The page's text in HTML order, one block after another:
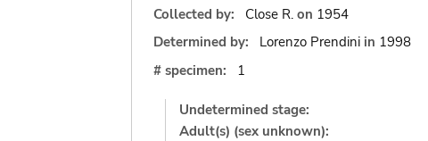
Collected by:
Close R. on 1954
Determined by:
Lorenzo Prendini in 1998
# specimen:
1
Undetermined stage:
Adult(s) (sex unknown):